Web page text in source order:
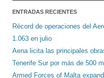
ENTRADAS RECIENTES
Récord de operaciones del
1.063 en julio
Aena licita las principales
Tenerife Sur por más de 500
Armed Forces of Malta